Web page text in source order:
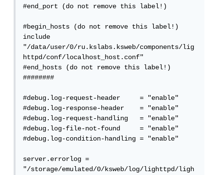
#end_port (do not remove this label!)
#begin_hosts (do not remove this label!)
include
"/data/user/0/ru.kslabs.ksweb/components/lig
httpd/conf/localhost_host.conf"
#end_hosts (do not remove this label!)
########
#debug.log-request-header     = "enable"
#debug.log-response-header    = "enable"
#debug.log-request-handling   = "enable"
#debug.log-file-not-found     = "enable"
#debug.log-condition-handling = "enable"
server.errorlog =
"/storage/emulated/0/ksweb/log/lighttpd/ligh